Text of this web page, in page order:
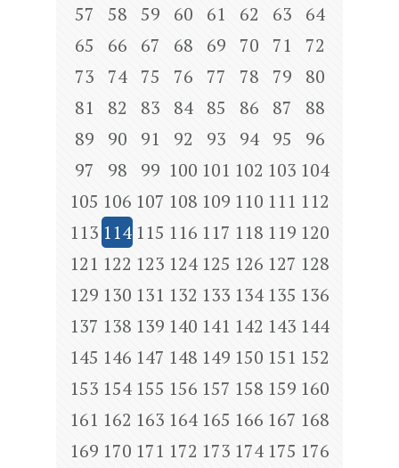
57
58 59 60 61 62 63
64
65
66 67 68 69 70 71
72
73
74 75 76 77 78 79
80
81
82 83 84 85 86 87
88
89
90 91 92 93 94 95
96
97
98 99 100 101 102 103 104
105 106 107 108 109 110 111 112
113 114 115 116 117 118 119 120
121 122 123 124 125 126 127 128
129 130 131 132 133 134 135 136
137 138 139 140 141 142 143 144
145 146 147 148 149 150 151 152
153 154 155 156 157 158 159 160
161 162 163 164 165 166 167 168
169 170 171 172 173 174 175 176